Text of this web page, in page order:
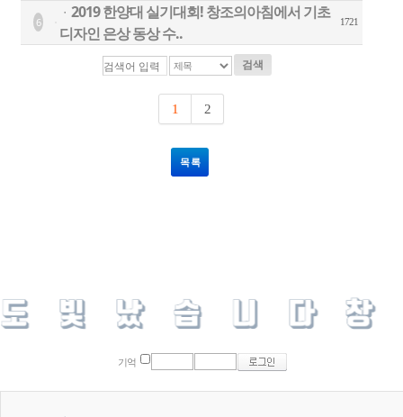
6
ㆍ 2019 한양대 실기대회! 창조의아침에서 기초
디자인 은상 동상 수..
1721
검색
1 2
목 록
기억